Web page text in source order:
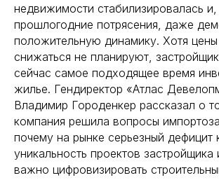
недвижимости стабилизировалась
прошлогодние потрясения, даже
положительную динамику. Хотя цены
снижаться не планируют,
сейчас самое подходящее время
жилье. Гендиректор «Атлас
Владимир Городенкер рассказал о
компания решила вопросы
почему на рынке серьезный дефицит
уникальность проектов застройщика
важно цифровизировать